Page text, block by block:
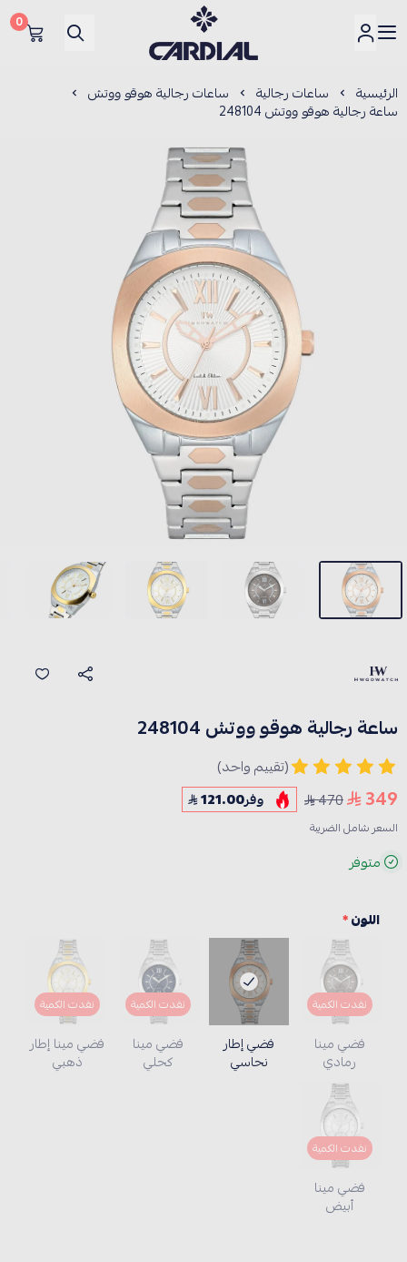
كارديــال
0
الرئيسية ساعات رجالية ساعات رجالية هوقو ووتش
ساعة رجالية هوقو ووتش 248104
ساعة رجالية هوقو ووتش 248104
(تقييم واحد)
349
470 وفر121.00
السعر شامل الضريبة
متوفر
اللون*
نفدت الكمية
فضي مينا
رمادي
فضي إطار
نحاسي
نفدت الكمية
فضي مينا
كحلي
نفدت الكمية
فضي مينا إطار
ذهبي
نفدت الكمية
فضي مينا
أبيض